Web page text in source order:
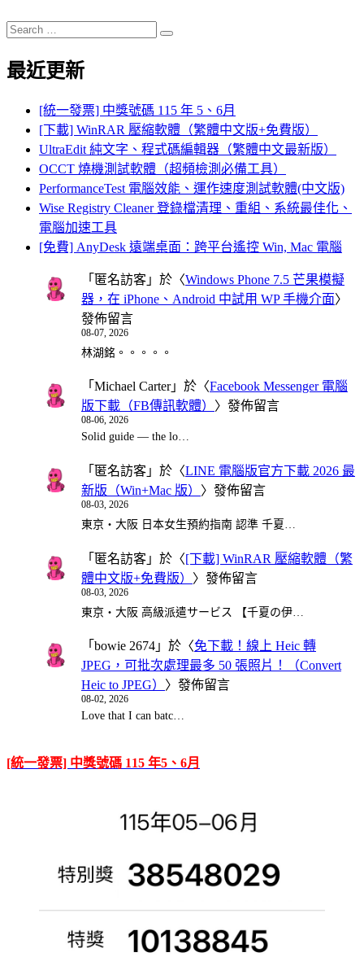
Search
for:
Search
最近更新
[統一發票] 中獎號碼 115 年 5、6月
[下載] WinRAR 壓縮軟體（繁體中文版+免費版）
UltraEdit 純文字、程式碼編輯器（繁體中文最新版）
OCCT 燒機測試軟體（超頻檢測必備工具）
PerformanceTest 電腦效能、運作速度測試軟體(中文版)
Wise Registry Cleaner 登錄檔清理、重組、系統最佳化、
電腦加速工具
[免費] AnyDesk 遠端桌面：跨平台遙控 Win, Mac 電腦
「 匿名訪客 」於〈Windows Phone 7.5 芒果模擬
器，在 iPhone、Android 中試用 WP 手機介面〉
發佈留言
08-07, 2026
林湖銘。。。。。
「 Michael Carter」於〈Facebook Messenger 電腦
版下載（FB傳訊軟體） 〉發佈留言
08-06, 2026
Solid guide — the lo…
「 匿名訪客 」於〈LINE 電腦版官方下載 2026 最
新版（Win+Mac 版） 〉發佈留言
08-03, 2026
東京・大阪 日本女生預約指南 認準 千夏…
「 匿名訪客 」於〈[下載] WinRAR 壓縮軟體（繁
體中文版+免費版） 〉發佈留言
08-03, 2026
東京・大阪 高級派遣サービス 【千夏の伊…
「 bowie 2674 」於〈免下載！線上 Heic 轉
JPEG，可批次處理最多 50 張照片！（Convert
Heic to JPEG） 〉發佈留言
08-02, 2026
Love that I can batc…
[統一發票] 中獎號碼 115 年5、6月